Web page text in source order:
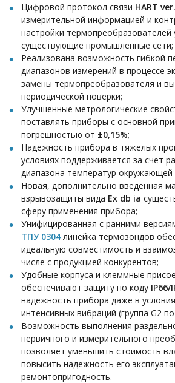
Цифровой протокол связи HART
измерительной информацией и
настройки термопреобразователей
существующие промышленные сети;
Реализована возможность гибкой
диапазонов измерений в процессе
замены термопреобразователя и
периодической поверки;
Улучшенные метрологические
поставлять приборы с основной
погрешностью от ±0,15%;
Надежность прибора в тяжелых
условиях поддерживается за счет
диапазона температур окружающей
Новая, дополнительно введенная
взрывозащиты вида Ex db ia
сферу применения прибора;
Унифицированная с ранними
ТПУ 0304 линейка термозондов
идеальную совместимость и
числе с продукцией конкурентов;
Удобные корпуса и клеммные
обеспечивают защиту по коду IP66/
надежность прибора даже в
интенсивных вибраций (группа G2
Возможность выполнения
первичного и измерительного
позволяет уменьшить стоимость
повысить надежность его
ремонтопригодность.